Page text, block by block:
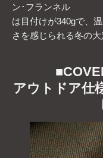
ン･フランネル
は目付けが340gで、
さを感じられる冬の大
■
アウトドア仕